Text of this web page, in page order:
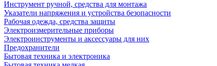
Инструмент ручной, средства для монтажа
Указатели напряжения и устройства безопасности
Рабочая одежда, средства защиты
Электроизмерительные приборы
Электроинструменты и аксессуары для них
Предохранители
Бытовая техника и электроника